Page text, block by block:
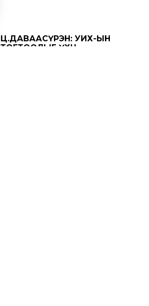
Ц.ДАВААСҮРЭН: УИХ-ЫН
ТОГТООЛЫГ ҮХЦ